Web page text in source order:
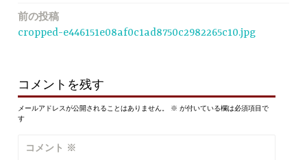
投
稿
ビ
ゲ
シ
前の投稿
cropped-e446151e08af0c1ad8750c2982265c10.jpg
コメントを残す
メールアドレスが公開されることはありません。 ※ が付いている欄は必須項目で
す
コメント ※